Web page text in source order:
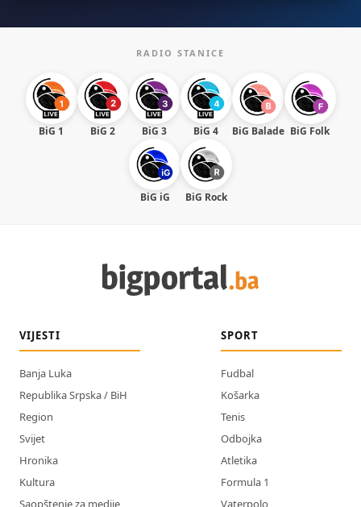
RADIO STANICE
BiG 1 BiG 2 BiG 3 BiG 4 BiG Balade BiG Folk
BiG iG BiG Rock
VIJESTI
Banja Luka
Republika Srpska / BiH
Region
Svijet
Hronika
Kultura
Saopštenje za medije
SPORT
Fudbal
Košarka
Tenis
Odbojka
Atletika
Formula 1
Vaterpolo